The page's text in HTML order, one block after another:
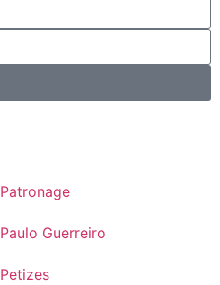
Patronage
Paulo Guerreiro
Petizes